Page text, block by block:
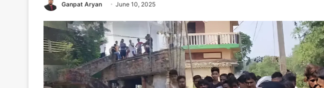
Ganpat Aryan June 10, 2025